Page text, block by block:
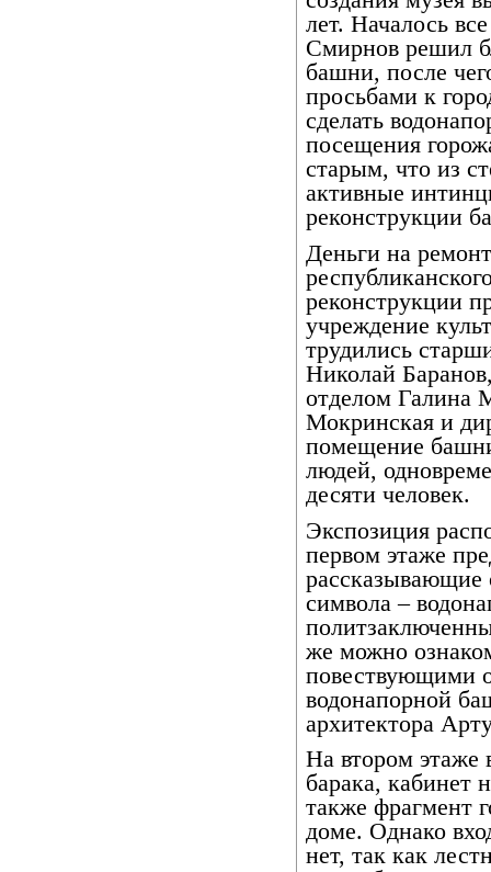
лет. Началось
Смирнов решил
башни, после
просьбами к
сделать
посещения
старым, что из
активные
реконструкции
Деньги на
реконструкции
учреждение
трудились
Николай
отделом Галина
Мокринская и
помещение
людей,
десяти человек.
Экспозиция
первом этаже
рассказывающие
символа –
же можно
повествующими
водонапорной
архитектора
На втором этаже
барака, кабинет
также фрагмент
доме. Однако
нет, так как